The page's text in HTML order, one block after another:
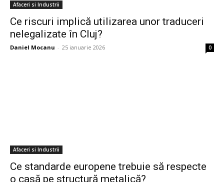
Afaceri si Industrii
Ce riscuri implică utilizarea unor traduceri
nelegalizate în Cluj?
Daniel Mocanu - 25 ianuarie 2026 0
Afaceri si Industrii
Ce standarde europene trebuie să respecte
o casă pe structură metalică?